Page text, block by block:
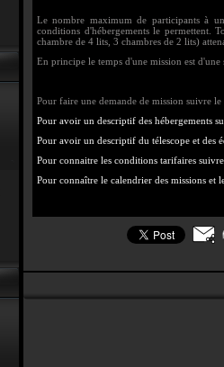
Le nombre maximum de participants à
conditions d'hébergements le permettent.
chambre de 4 lits, 3 chambres de 2 lits)
En principe le temps d'une mission est
Pour faire une demande de mission suivre le
Pour avoir un descriptif des hébergements
Pour avoir un descriptif du télescope et des
Pour connaitre les conditions tarifaires
Pour connaître le calendrier des missions et